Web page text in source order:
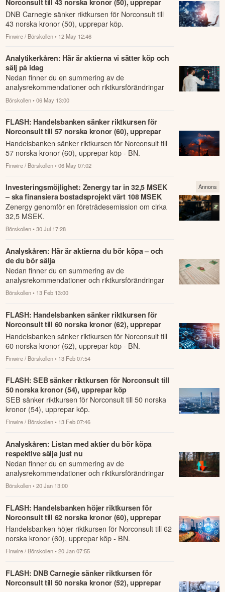
Norconsult till 43 norska kronor (50), upprepar
köp
DNB Carnegie sänker riktkursen för Norconsult till
43 norska kronor (50), upprepar köp.
Finwire / Börskollen • 12 May 12:46
Analytikerkåren: Här är aktierna vi sätter köp och
sälj på idag
Nedan finner du en summering av de
analysrekommendationer och riktkursförändringar
som har rapporterats om idag den 6 maj.
Börskollen • 06 May 13:00
FLASH: Handelsbanken sänker riktkursen för
Norconsult till 57 norska kronor (60), upprepar
köp - BN
Handelsbanken sänker riktkursen för Norconsult till
57 norska kronor (60), upprepar köp - BN.
Finwire / Börskollen • 06 May 07:02
Investeringsmöjlighet: Zenergy tar in 32,5 MSEK
– ska finansiera bostadsprojekt värt 108 MSEK
Zenergy genomför en företrädesemission om cirka
32,5 MSEK.
Börskollen • 30 Jul 17:28
Annons
Analyskåren: Här är aktierna du bör köpa – och
de du bör sälja
Nedan finner du en summering av de
analysrekommendationer och riktkursförändringar
som har rapporterats om idag den 13 februari.
Börskollen • 13 Feb 13:00
FLASH: Handelsbanken sänker riktkursen för
Norconsult till 60 norska kronor (62), upprepar
köp - BN
Handelsbanken sänker riktkursen för Norconsult till
60 norska kronor (62), upprepar köp - BN.
Finwire / Börskollen • 13 Feb 07:54
FLASH: SEB sänker riktkursen för Norconsult till
50 norska kronor (54), upprepar köp
SEB sänker riktkursen för Norconsult till 50 norska
kronor (54), upprepar köp.
Finwire / Börskollen • 13 Feb 07:46
Analyskåren: Listan med aktier du bör köpa
respektive sälja just nu
Nedan finner du en summering av de
analysrekommendationer och riktkursförändringar
som har rapporterats om idag den 20 januari.
Börskollen • 20 Jan 13:00
FLASH: Handelsbanken höjer riktkursen för
Norconsult till 62 norska kronor (60), upprepar
köp - BN
Handelsbanken höjer riktkursen för Norconsult till 62
norska kronor (60), upprepar köp - BN.
Finwire / Börskollen • 20 Jan 07:55
FLASH: DNB Carnegie sänker riktkursen för
Norconsult till 50 norska kronor (52), upprepar